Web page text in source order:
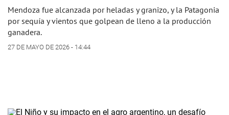
Mendoza fue alcanzada por heladas y granizo, y la Patagonia
por sequía y vientos que golpean de lleno a la producción
ganadera.
27 DE MAYO DE 2026 - 14:44